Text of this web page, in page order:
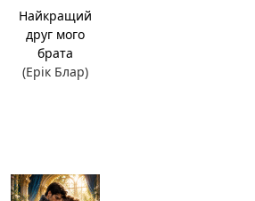
Найкращий
друг мого
брата
(Ерік Блар)